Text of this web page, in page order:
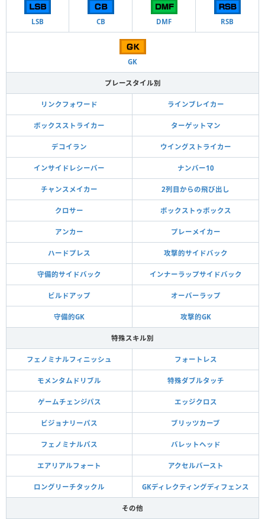
LSB CB DMF RSB
GK
プレースタイル別
リンクフォワード ラインブレイカー
ボックスストライカー ターゲットマン
デコイラン ウイングストライカー
インサイドレシーバー ナンバー10
チャンスメイカー 2列目からの飛び出し
クロサー ボックストゥボックス
アンカー プレーメイカー
ハードプレス 攻撃的サイドバック
守備的サイドバック インナーラップサイドバック
ビルドアップ オーバーラップ
守備的GK 攻撃的GK
特殊スキル別
フェノミナルフィニッシュ フォートレス
モメンタムドリブル 特殊ダブルタッチ
ゲームチェンジパス エッジクロス
ビジョナリーパス ブリッツカーブ
フェノミナルパス バレットヘッド
エアリアルフォート アクセルバースト
ロングリーチタックル GKディレクティングディフェンス
その他